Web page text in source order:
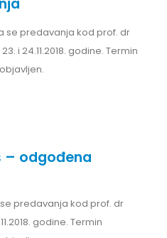
se predavanja kod prof. dr
i 24.11.2018. godine. Termin
– odgođena
predavanja kod prof. dr
godine. Termin